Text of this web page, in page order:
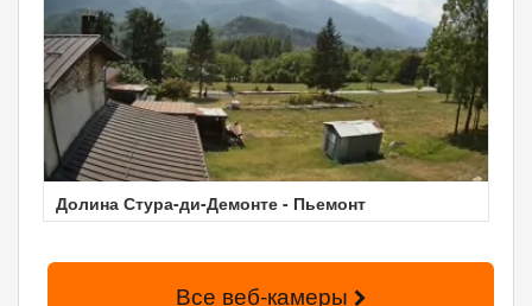
Долина Стура-ди-Демонте - Пьемонт
Все веб-камеры